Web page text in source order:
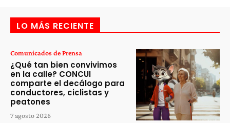
LO MÁS RECIENTE
Comunicados de Prensa
¿Qué tan bien convivimos
en la calle? CONCUI
comparte el decálogo para
conductores, ciclistas y
peatones
7 agosto 2026